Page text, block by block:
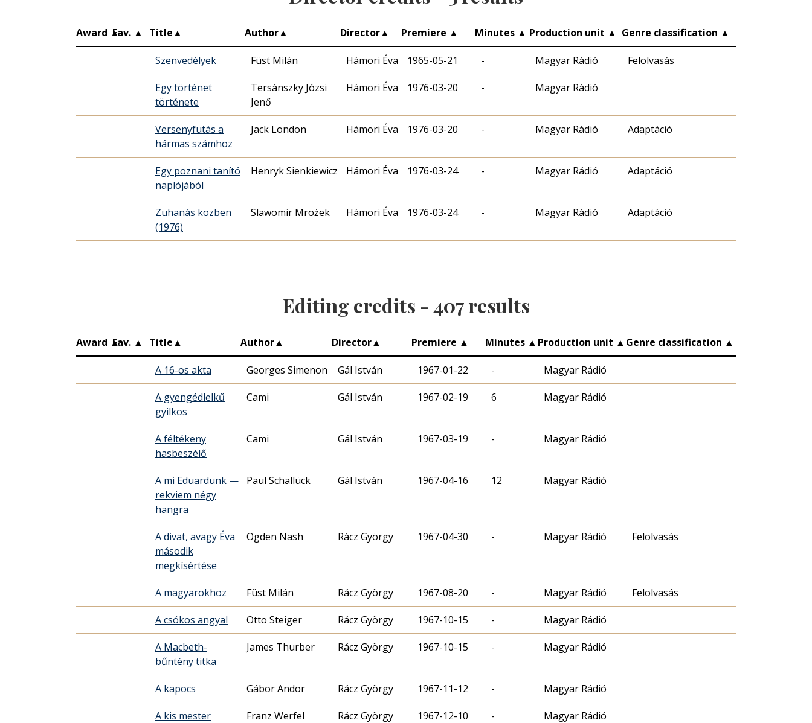
Award ▲
Fav. ▲ Title▲ Author▲ Director▲ Premiere ▲ Minutes ▲ Production unit ▲ Genre classification ▲
Szenvedélyek Füst Milán Hámori Éva 1965-05-21 - Magyar Rádió Felolvasás
Egy történet
története
Tersánszky Józsi
Jenő
Hámori Éva 1976-03-20 - Magyar Rádió
Versenyfutás a
hármas számhoz
Jack London Hámori Éva 1976-03-20 - Magyar Rádió Adaptáció
Egy poznani tanító
naplójából
Henryk Sienkiewicz Hámori Éva 1976-03-24 - Magyar Rádió Adaptáció
Zuhanás közben
(1976)
Slawomir Mrożek Hámori Éva 1976-03-24 - Magyar Rádió Adaptáció
Editing credits -407results
Award ▲
Fav. ▲ Title▲ Author▲ Director▲ Premiere ▲ Minutes ▲ Production unit ▲ Genre classification ▲
A 16-os akta Georges Simenon Gál István 1967-01-22 - Magyar Rádió
A gyengédlelkű
gyilkos
Cami Gál István 1967-02-19 6 Magyar Rádió
A féltékeny
hasbeszélő
Cami Gál István 1967-03-19 - Magyar Rádió
A mi Eduardunk —
rekviem négy
hangra
Paul Schallück Gál István 1967-04-16 12 Magyar Rádió
A divat, avagy Éva
második
megkísértése
Ogden Nash Rácz György 1967-04-30 - Magyar Rádió Felolvasás
A magyarokhoz Füst Milán Rácz György 1967-08-20 - Magyar Rádió Felolvasás
A csókos angyal Otto Steiger Rácz György 1967-10-15 - Magyar Rádió
A Macbeth-
bűntény titka
James Thurber Rácz György 1967-10-15 - Magyar Rádió
A kapocs Gábor Andor Rácz György 1967-11-12 - Magyar Rádió
A kis mester Franz Werfel Rácz György 1967-12-10 - Magyar Rádió